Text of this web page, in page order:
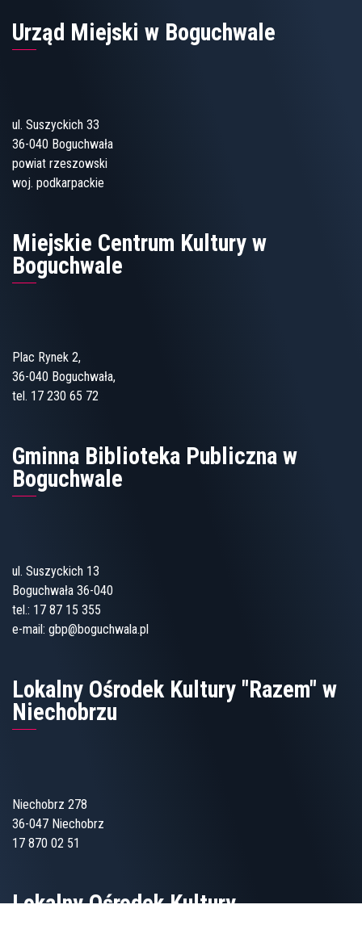
Urząd Miejski w Boguchwale
ul. Suszyckich 33
36-040 Boguchwała
powiat rzeszowski
woj. podkarpackie
Miejskie Centrum Kultury w
Boguchwale
Plac Rynek 2,
36-040 Boguchwała,
tel. 17 230 65 72
Gminna Biblioteka Publiczna w
Boguchwale
ul. Suszyckich 13
Boguchwała 36-040
tel.: 17 87 15 355
e-mail: gbp@boguchwala.pl
Lokalny Ośrodek Kultury "Razem" w
Niechobrzu
Niechobrz 278
36-047 Niechobrz
17 870 02 51
Lokalny Ośrodek Kultury